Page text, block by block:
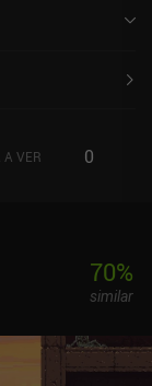
App Store.
A VER 0
70%
similar